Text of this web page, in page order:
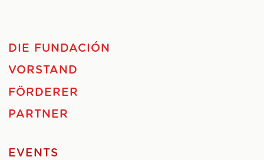
DIE FUNDACIÓN
VORSTAND
FÖRDERER
PARTNER
EVENTS